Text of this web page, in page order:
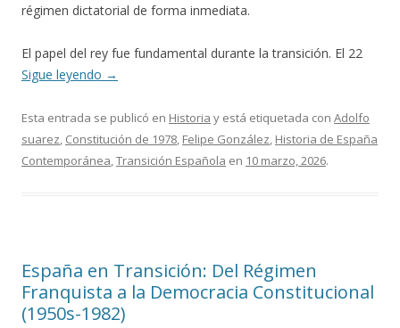
régimen dictatorial de forma inmediata.
El papel del rey fue fundamental durante la transición. El 22
Sigue leyendo →
Esta entrada se publicó en Historia y está etiquetada con Adolfo
suarez, Constitución de 1978, Felipe González, Historia de España
Contemporánea,Transición Española en 10 marzo, 2026.
España en Transición: Del Régimen
Franquista a la Democracia Constitucional
(1950s-1982)